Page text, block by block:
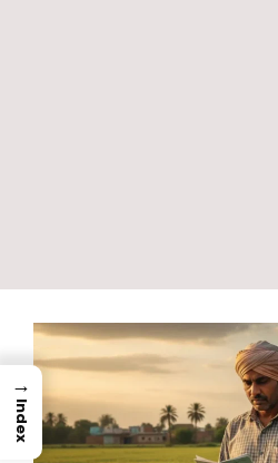
→
Index